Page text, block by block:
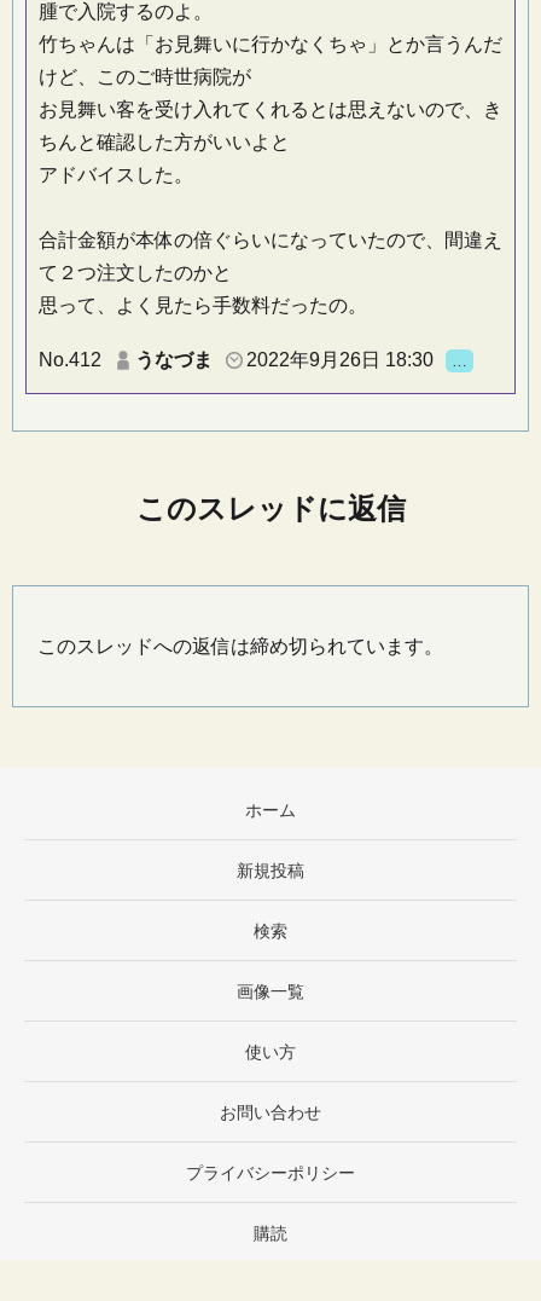
腫で入院するのよ。
竹ちゃんは「お見舞いに行かなくちゃ」とか言うんだ
けど、このご時世病院が
お見舞い客を受け入れてくれるとは思えないので、き
ちんと確認した方がいいよと
アドバイスした。
合計金額が本体の倍ぐらいになっていたので、間違え
て２つ注文したのかと
思って、よく見たら手数料だったの。
No.412 うなづま 2022年9月26日 18:30
このスレッドに返信
このスレッドへの返信は締め切られています。
ホーム
新規投稿
検索
画像一覧
使い方
お問い合わせ
プライバシーポリシー
購読